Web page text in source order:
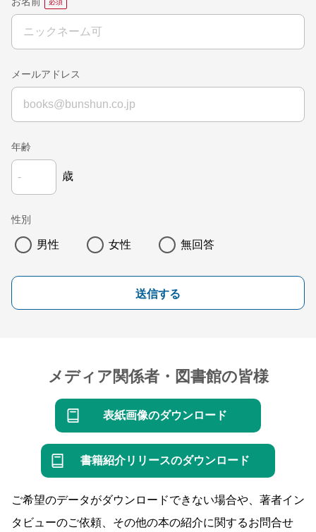
お名前
メールアドレス
年齢
歳
性別
男性 女性 無回答
送信する
メディア関係者・図書館の皆様
表紙画像のダウンロード
書籍紹介リリースのダウンロード
ご希望のデータがダウンロードできない場合や、著者イン
タビューのご依頼、その他の本の紹介に関するお問合せ